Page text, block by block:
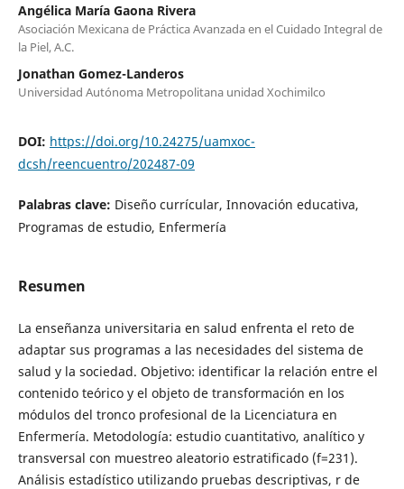
Angélica María Gaona Rivera
Asociación Mexicana de Práctica Avanzada en el Cuidado Integral de
la Piel, A.C.
Jonathan Gomez-Landeros
Universidad Autónoma Metropolitana unidad Xochimilco
DOI: https://doi.org/10.24275/uamxoc-
dcsh/reencuentro/202487-09
Palabras clave: Diseño currícular, Innovación educativa,
Programas de estudio, Enfermería
Resumen
La enseñanza universitaria en salud enfrenta el reto de
adaptar sus programas a las necesidades del sistema de
salud y la sociedad. Objetivo: identificar la relación entre el
contenido teórico y el objeto de transformación en los
módulos del tronco profesional de la Licenciatura en
Enfermería. Metodología: estudio cuantitativo, analítico y
transversal con muestreo aleatorio estratificado (f=231).
Análisis estadístico utilizando pruebas descriptivas, r de